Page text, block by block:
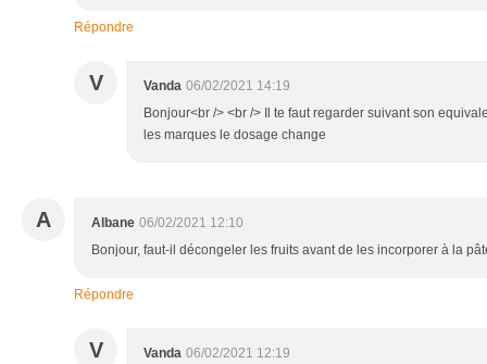
Répondre
V Vanda 06/02/2021 14:19
Bonjour<br /> <br /> Il te faut regarder suivant son
les marques le dosage change
A Albane 06/02/2021 12:10
Bonjour, faut-il décongeler les fruits avant de les incorporer à la
Répondre
V Vanda 06/02/2021 12:19